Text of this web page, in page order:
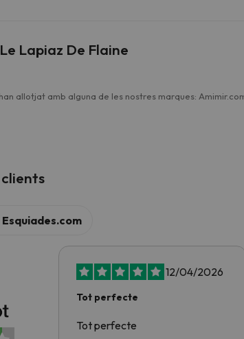
Lapiaz De Flaine
allotjat amb alguna de les nostres marques:
Esquiades.com
12/04/2026
Tot perfecte
Tot perfecte